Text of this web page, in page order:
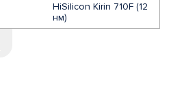
HiSilicon Kirin 710F (12
нм)